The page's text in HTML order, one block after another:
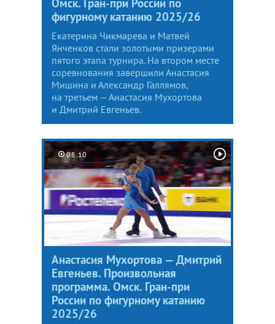
фигурному катанию 2025/26
Екатерина Чикмарева и Матвей
Янченков стали золотыми призерами
пятого этапа турнира. На втором месте
соревнования завершили Анастасия
Мишина и Александр Галлямов,
на третьем — Анастасия Мухортова
и Дмитрий Евгеньев.
08:10
Анастасия Мухортова — Дмитрий
Евгеньев. Произвольная
программа. Омск. Гран-при
России по фигурному катанию
2025/26